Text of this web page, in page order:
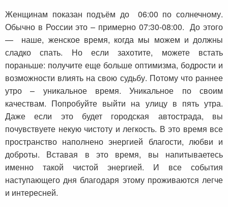
Женщинам показан подъём до 06:00 по солнечному.
Обычно в России это – примерно 07:30-08:00. До этого
— наше, женское время, когда мы можем и должны
сладко спать. Но если захотите, можете встать
пораньше: получите еще больше оптимизма, бодрости и
возможности влиять на свою судьбу. Потому что раннее
утро – уникальное время. Уникальное по своим
качествам. Попробуйте выйти на улицу в пять утра.
Даже если это будет городская автострада, вы
почувствуете некую чистоту и легкость. В это время все
пространство наполнено энергией благости, любви и
доброты. Вставая в это время, вы напитываетесь
именно такой чистой энергией. И все события
наступающего дня благодаря этому проживаются легче
и интересней.